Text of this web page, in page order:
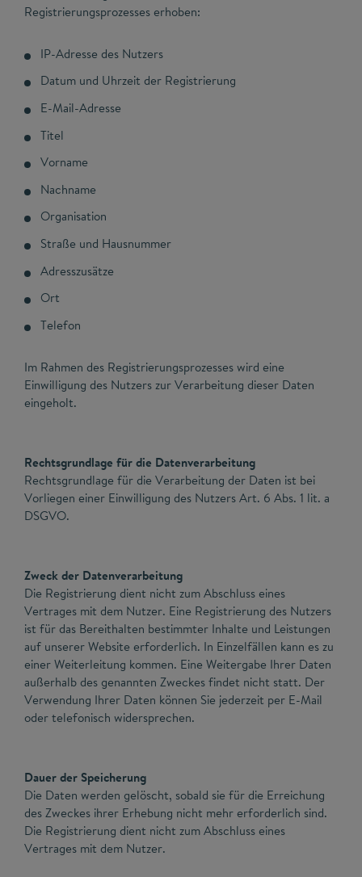
Registrierungsprozesses erhoben:
IP-Adresse des Nutzers
Datum und Uhrzeit der Registrierung
E-Mail-Adresse
Titel
Vorname
Nachname
Organisation
Straße und Hausnummer
Adresszusätze
Ort
Telefon
Im Rahmen des Registrierungsprozesses wird eine
Einwilligung des Nutzers zur Verarbeitung dieser Daten
eingeholt.
Rechtsgrundlage für die Datenverarbeitung
Rechtsgrundlage für die Verarbeitung der Daten ist bei
Vorliegen einer Einwilligung des Nutzers Art. 6 Abs. 1 lit. a
DSGVO.
Zweck der Datenverarbeitung
Die Registrierung dient nicht zum Abschluss eines
Vertrages mit dem Nutzer. Eine Registrierung des Nutzers
ist für das Bereithalten bestimmter Inhalte und Leistungen
auf unserer Website erforderlich. In Einzelfällen kann es zu
einer Weiterleitung kommen. Eine Weitergabe Ihrer Daten
außerhalb des genannten Zweckes findet nicht statt. Der
Verwendung Ihrer Daten können Sie jederzeit per E-Mail
oder telefonisch widersprechen.
Dauer der Speicherung
Die Daten werden gelöscht, sobald sie für die Erreichung
des Zweckes ihrer Erhebung nicht mehr erforderlich sind.
Die Registrierung dient nicht zum Abschluss eines
Vertrages mit dem Nutzer.